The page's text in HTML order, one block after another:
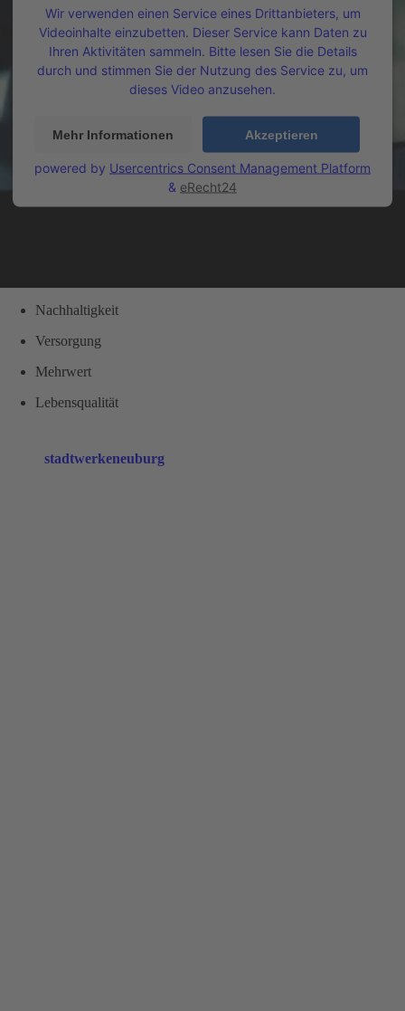
Wir verwenden einen Service eines Drittanbieters, um
Videoinhalte einzubetten. Dieser Service kann Daten zu
Ihren Aktivitäten sammeln. Bitte lesen Sie die Details
durch und stimmen Sie der Nutzung des Service zu, um
dieses Video anzusehen.
Mehr Informationen Akzeptieren
powered by Usercentrics Consent Management Platform
& eRecht24
Nachhaltigkeit
Versorgung
Mehrwert
Lebensqualität
stadtwerkeneuburg